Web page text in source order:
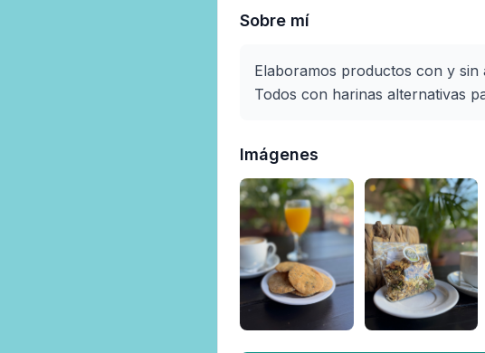
Sobre mí
Elaboramos productos con y sin
Todos con harinas alternativas
Imágenes